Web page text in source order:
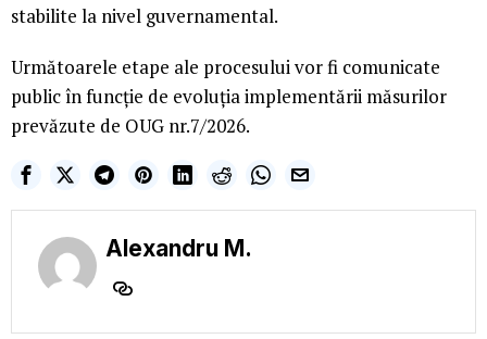
stabilite la nivel guvernamental.
Următoarele etape ale procesului vor fi comunicate
public în funcție de evoluția implementării măsurilor
prevăzute de OUG nr.7/2026.
Alexandru M.